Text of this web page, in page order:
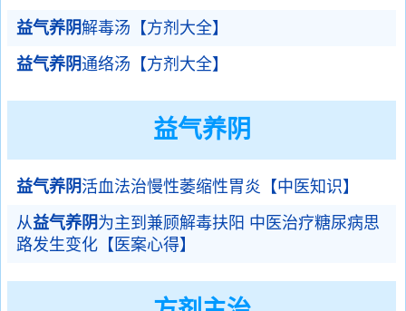
益气养阴解毒汤【方剂大全】
益气养阴通络汤【方剂大全】
益气养阴
益气养阴活血法治慢性萎缩性胃炎【中医知识】
从益气养阴为主到兼顾解毒扶阳 中医治疗糖尿病思
路发生变化【医案心得】